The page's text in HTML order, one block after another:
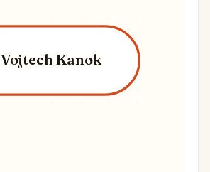
Vojtech Kanok